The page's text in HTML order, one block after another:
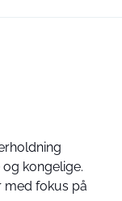
kongelige.
med fokus på